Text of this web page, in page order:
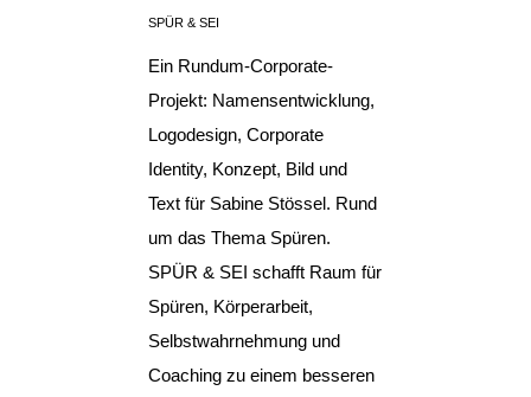
SPÜR & SEI
Ein Rundum-Corporate-
Projekt: Namensentwicklung,
Logodesign, Corporate
Identity, Konzept, Bild und
Text für Sabine Stössel. Rund
um das Thema Spüren.
SPÜR & SEI schafft Raum für
Spüren, Körperarbeit,
Selbstwahrnehmung und
Coaching zu einem besseren